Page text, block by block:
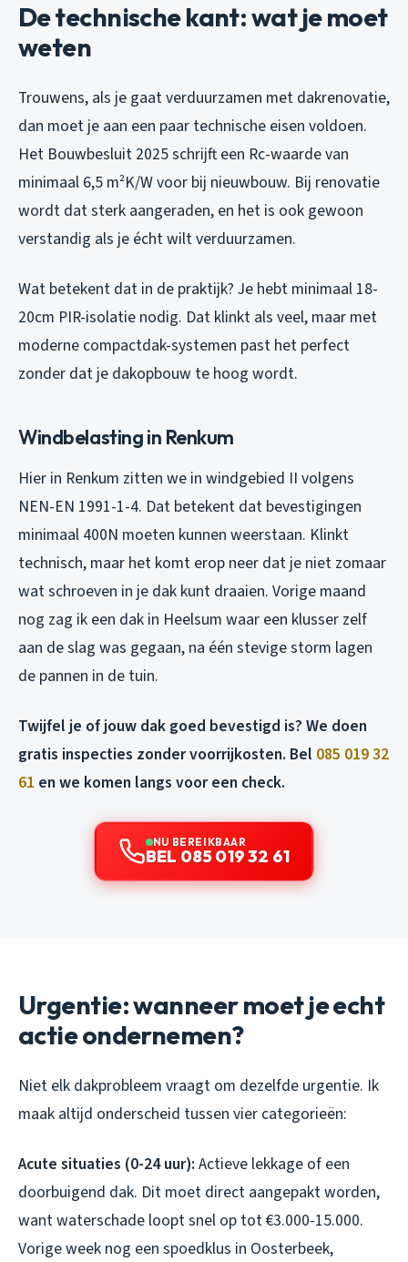
De technische kant: wat je moet
weten
Trouwens, als je gaat verduurzamen met dakrenovatie,
dan moet je aan een paar technische eisen voldoen.
Het Bouwbesluit 2025 schrijft een Rc-waarde van
minimaal 6,5 m²K/W voor bij nieuwbouw. Bij renovatie
wordt dat sterk aangeraden, en het is ook gewoon
verstandig als je écht wilt verduurzamen.
Wat betekent dat in de praktijk? Je hebt minimaal 18-
20cm PIR-isolatie nodig. Dat klinkt als veel, maar met
moderne compactdak-systemen past het perfect
zonder dat je dakopbouw te hoog wordt.
Windbelasting in Renkum
Hier in Renkum zitten we in windgebied II volgens
NEN-EN 1991-1-4. Dat betekent dat bevestigingen
minimaal 400N moeten kunnen weerstaan. Klinkt
technisch, maar het komt erop neer dat je niet zomaar
wat schroeven in je dak kunt draaien. Vorige maand
nog zag ik een dak in Heelsum waar een klusser zelf
aan de slag was gegaan, na één stevige storm lagen
de pannen in de tuin.
Twijfel je of jouw dak goed bevestigd is? We doen
gratis inspecties zonder voorrijkosten. Bel 085 019 32
61 en we komen langs voor een check.
NU BEREIKBAAR
BEL 085 019 32 61
Urgentie: wanneer moet je echt
actie ondernemen?
Niet elk dakprobleem vraagt om dezelfde urgentie. Ik
maak altijd onderscheid tussen vier categorieën:
Acute situaties (0-24 uur): Actieve lekkage of een
doorbuigend dak. Dit moet direct aangepakt worden,
want waterschade loopt snel op tot €3.000-15.000.
Vorige week nog een spoedklus in Oosterbeek,